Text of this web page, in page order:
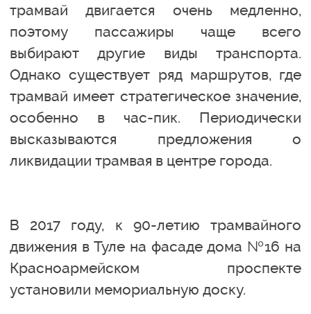
трамвай двигается очень медленно,
поэтому пассажиры чаще всего
выбирают другие виды транспорта.
Однако существует ряд маршрутов, где
трамвай имеет стратегическое значение,
особенно в час-пик. Периодически
высказываются предложения о
ликвидации трамвая в центре города.
В 2017 году, к 90-летию трамвайного
движения в Туле на фасаде дома №16 на
Красноармейском проспекте
установили мемориальную доску.